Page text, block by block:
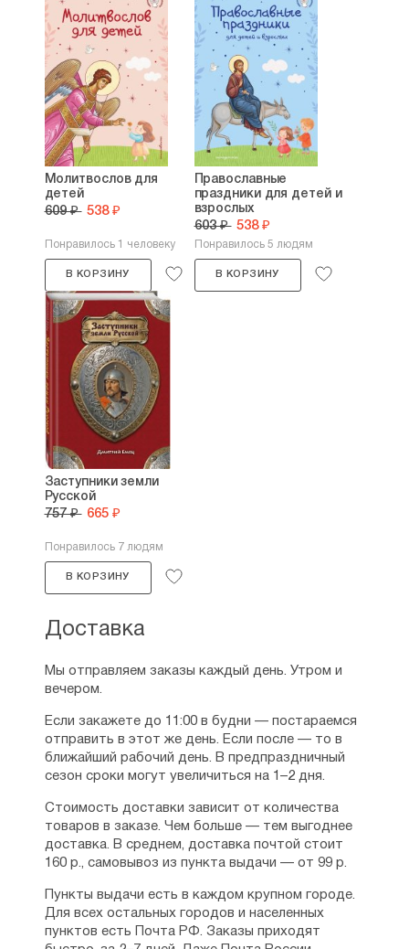
Молитвослов для
детей
609 ₽ 538 ₽
Понравилось 1 человеку
В КОРЗИНУ
Православные
праздники для детей и
взрослых
603 ₽ 538 ₽
Понравилось 5 людям
В КОРЗИНУ
Заступники земли
Русской
757 ₽ 665 ₽
Понравилось 7 людям
В КОРЗИНУ
Доставка
Мы отправляем заказы каждый день. Утром и
вечером.
Если закажете до 11:00 в будни — постараемся
отправить в этот же день. Если после — то в
ближайший рабочий день. В предпраздничный
сезон сроки могут увеличиться на 1–2 дня.
Стоимость доставки зависит от количества
товаров в заказе. Чем больше — тем выгоднее
доставка. В среднем, доставка почтой стоит
160 р., самовывоз из пункта выдачи — от 99 р.
Пункты выдачи есть в каждом крупном городе.
Для всех остальных городов и населенных
пунктов есть Почта РФ. Заказы приходят